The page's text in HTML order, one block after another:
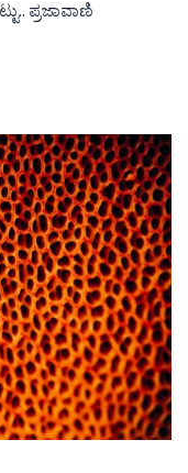
ಪ್ರಜಾವಾಣಿ